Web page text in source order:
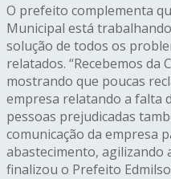
O prefeito complementa
Municipal está
solução de todos os
relatados. “Recebemos
mostrando que poucas
empresa relatando a falta
pessoas prejudicadas
comunicação da empresa
abastecimento, agilizando
finalizou o Prefeito